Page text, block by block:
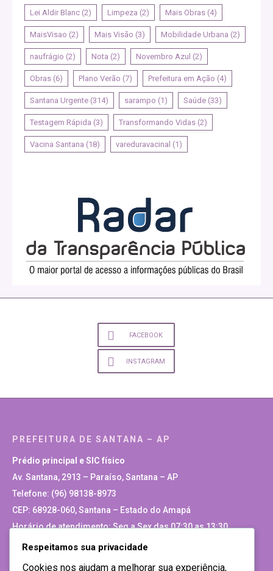
Lei Aldir Blanc (2) Limpeza (2) Mais Obras (4)
MaisVisao (2) Mais Visão (3) Mobilidade Urbana (2)
naufrágio (2) Nota (2) Novembro Azul (2)
Obras (6) Plano Verão (7) Prefeitura em Ação (4)
Santana Urgente (314) sarampo (1) Saúde (33)
Testagem Rápida (3) Transformando Vidas (2)
Vacina Santana (18) vareduravacinal (1)
FACEBOOK
INSTAGRAM
PREFEITURA DE SANTANA – AP
Prédio principal e SIC físico
Av. Santana, 2913 – Paraíso, Santana – AP
Telefone: (96) 98138-8973
CEP: 68928-060, Santana – Estado do Amapá
Horário de atendimento: Seg a Sex das 07:30 as 13:30
Site Antigo
Respeitamos sua privacidade
Cookies nos ajudam a melhorar sua experiência,